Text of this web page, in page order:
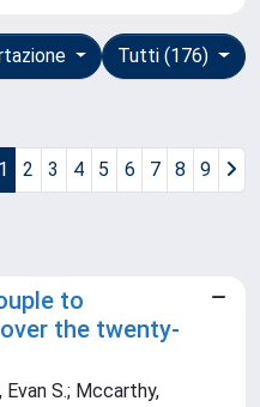
Tutti (176)
1 2 3 4 5 6 7 8 9
to
the twenty-
Evan S.; Mccarthy,